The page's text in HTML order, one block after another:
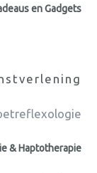
en Gadgets
& Haptotherapie